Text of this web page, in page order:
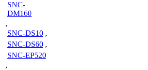
SNC-
DM160
,
SNC-DS10 ,
SNC-DS60 ,
SNC-EP520
,